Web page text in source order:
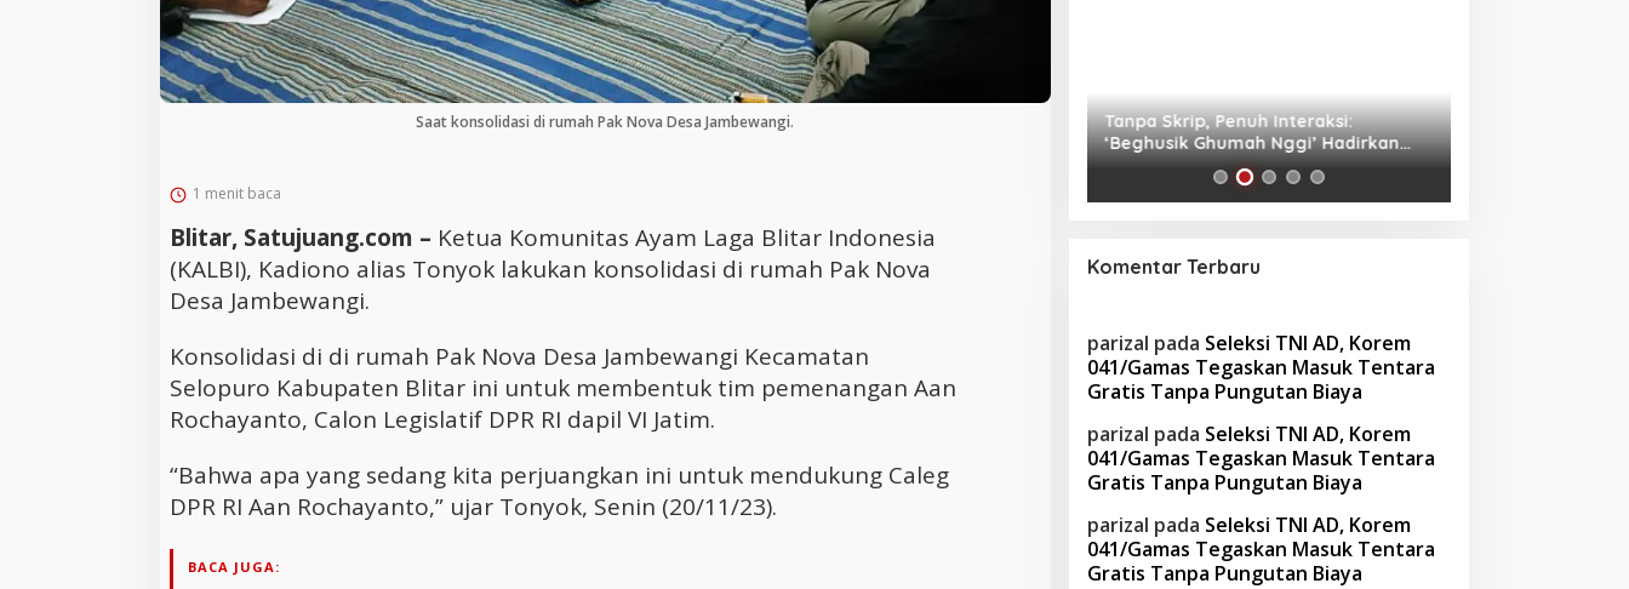
Saat konsolidasi di rumah Pak Nova Desa Jambewangi.
1 menit baca
Blitar, Satujuang.com – Ketua Komunitas Ayam Laga Blitar Indonesia
(KALBI), Kadiono alias Tonyok lakukan konsolidasi di rumah Pak Nova
Desa Jambewangi.
Konsolidasi di di rumah Pak Nova Desa Jambewangi Kecamatan
Selopuro Kabupaten Blitar ini untuk membentuk tim pemenangan Aan
Rochayanto, Calon Legislatif DPR RI dapil VI Jatim.
“Bahwa apa yang sedang kita perjuangkan ini untuk mendukung Caleg
DPR RI Aan Rochayanto,” ujar Tonyok, Senin (20/11/23).
BACA JUGA:
Cara Efektif Mengelola Waktu untuk
Produktivitas Maksimal
Tanpa Skrip, Penuh Interaksi:
‘Beghusik Ghumah Nggi’ Hadirkan
Ruang Digital Seperti Rumah Sendiri
Komentar Terbaru
parizal pada Seleksi TNI AD, Korem
041/Gamas Tegaskan Masuk Tentara
Gratis Tanpa Pungutan Biaya
parizal pada Seleksi TNI AD, Korem
041/Gamas Tegaskan Masuk Tentara
Gratis Tanpa Pungutan Biaya
parizal pada Seleksi TNI AD, Korem
041/Gamas Tegaskan Masuk Tentara
Gratis Tanpa Pungutan Biaya